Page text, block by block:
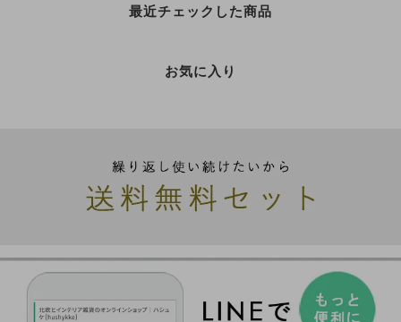
最近チェックした商品
お気に入り